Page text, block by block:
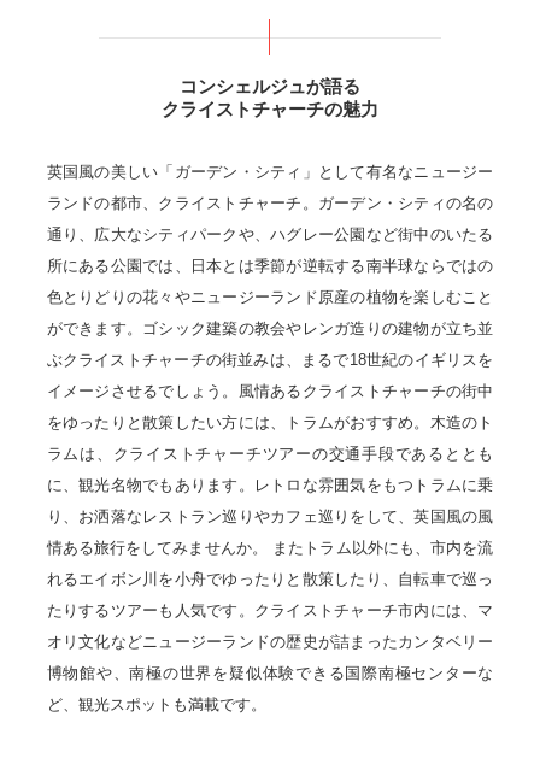
コンシェルジュが語る
クライストチャーチの魅力
英国風の美しい「ガーデン・シティ」として有名なニュージー
ランドの都市、クライストチャーチ。ガーデン・シティの名の
通り、広大なシティパークや、ハグレー公園など街中のいたる
所にある公園では、日本とは季節が逆転する南半球ならではの
色とりどりの花々やニュージーランド原産の植物を楽しむこと
ができます。ゴシック建築の教会やレンガ造りの建物が立ち並
ぶクライストチャーチの街並みは、まるで18世紀のイギリスを
イメージさせるでしょう。風情あるクライストチャーチの街中
をゆったりと散策したい方には、トラムがおすすめ。木造のト
ラムは、クライストチャーチツアーの交通手段であるととも
に、観光名物でもあります。レトロな雰囲気をもつトラムに乗
り、お洒落なレストラン巡りやカフェ巡りをして、英国風の風
情ある旅行をしてみませんか。 またトラム以外にも、市内を流
れるエイボン川を小舟でゆったりと散策したり、自転車で巡っ
たりするツアーも人気です。クライストチャーチ市内には、マ
オリ文化などニュージーランドの歴史が詰まったカンタベリー
博物館や、南極の世界を疑似体験できる国際南極センターな
ど、観光スポットも満載です。